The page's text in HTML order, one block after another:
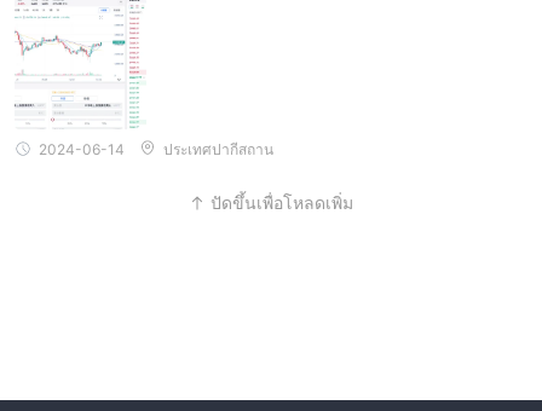
2024-06-14 ประเทศปากีสถาน
ปัดขึ้นเพื่อโหลดเพิ่ม